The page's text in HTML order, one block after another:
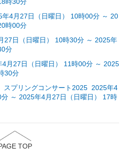
4月27日（日曜日） 10時00分 ～ 20
時00分
27日（日曜日） 10時30分 ～ 2025年
分
27日（日曜日） 11時00分 ～ 2025
30分
プリングコンサート2025 2025年4
～ 2025年4月27日（日曜日） 17時
TOP